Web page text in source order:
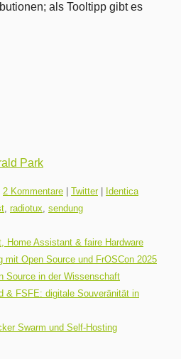
als Tooltipp gibt es
Park
2 Kommentare Twitter|
Identica
, radiotux, sendung
Home Assistant & faire Hardware
mit Open Source und FrOSCon 2025
Source in der Wissenschaft
& FSFE: digitale Souveränität in
Swarm und Self-Hosting